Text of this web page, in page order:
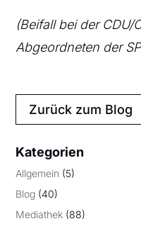
(Beifall bei der CDU/
Abgeordneten der
Zurück zum Blog
Kategorien
Allgemein (5)
Blog (40)
Mediathek (88)